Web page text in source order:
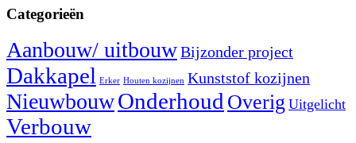
Categorieën
Aanbouw/ uitbouwBijzonder project
Dakkapel Erker Houten kozijnen Kunststof kozijnen
NieuwbouwOnderhoud Overig Uitgelicht
Verbouw